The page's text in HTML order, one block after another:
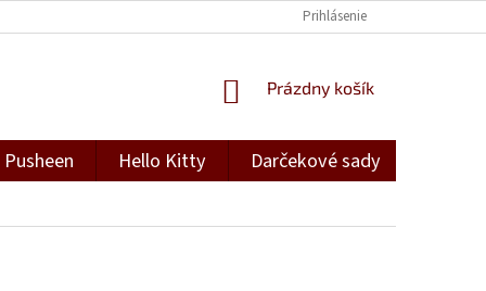
Prihlásenie
NÁKUPNÝ
Prázdny košík
Pusheen Hello Kitty Darčekové sady